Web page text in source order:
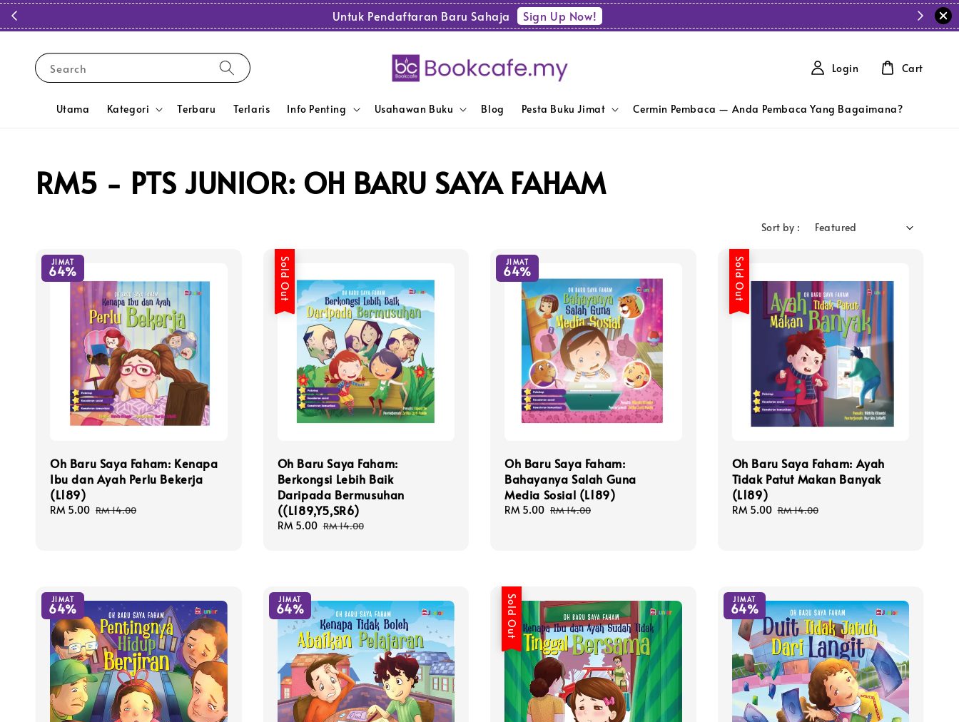
Untuk Pendaftaran Baru Sahaja Sign Up Now!
Search
Utama Kategori Terbaru Terlaris Info Penting Usahawan Buku Blog Pesta Buku Jimat Cermin Pembaca — Anda Pembaca Yang Bagaimana?
Login Cart
RM5 - PTS JUNIOR: OH BARU SAYA FAHAM
Sort by :
JIMAT
64%
Oh Baru Saya Faham: Kenapa
Ibu dan Ayah Perlu Bekerja
(L189)
Sale
RM 5.00 Regular
RM 14.00
Sold Out
Oh Baru Saya Faham:
Berkongsi Lebih Baik
Daripada Bermusuhan
((L189,Y5,SR6)
Sale
RM 5.00 Regular
RM 14.00
JIMAT
64%
Oh Baru Saya Faham:
Bahayanya Salah Guna
Media Sosial (L189)
Sale
RM 5.00 Regular
RM 14.00
Sold Out
Oh Baru Saya Faham: Ayah
Tidak Patut Makan Banyak
(L189)
Sale
RM 5.00 Regular
RM 14.00
JIMAT
64%
JIMAT
64% Sold Out JIMAT
64%